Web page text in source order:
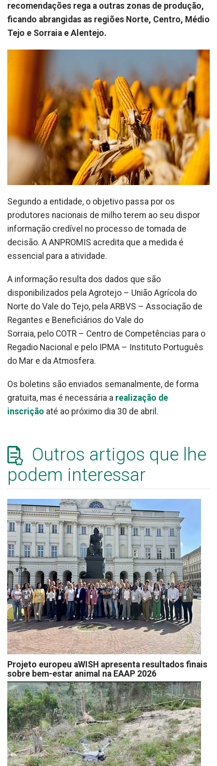
recomendações rega a outras zonas de produção,
ficando abrangidas as regiões Norte, Centro, Médio
Tejo e Sorraia e Alentejo.
Segundo a entidade, o objetivo passa por os
produtores nacionais de milho terem ao seu dispor
informação credível no processo de tomada de
decisão. A ANPROMIS acredita que a medida é
essencial para a atividade.
A informação resulta dos dados que são
disponibilizados pela Agrotejo – União Agrícola do
Norte do Vale do Tejo, pela ARBVS – Associação de
Regantes e Beneficiários do Vale do
Sorraia, pelo COTR – Centro de Competências para o
Regadio Nacional e pelo IPMA – Instituto Português
do Mar e da Atmosfera.
Os boletins são enviados semanalmente, de forma
gratuita, mas é necessária a realização de
inscrição até ao próximo dia 30 de abril.
Outros artigos que lhe
podem interessar
Projeto europeu aWISH apresenta resultados finais
sobre bem-estar animal na EAAP 2026